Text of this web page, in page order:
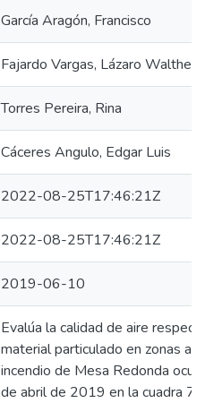
García Aragón, Francisco
Fajardo Vargas, Lázaro Walther
Torres Pereira, Rina
Cáceres Angulo, Edgar Luis
2022-08-25T17:46:21Z
2022-08-25T17:46:21Z
2019-06-10
Evalúa la calidad de aire
material particulado en zonas
incendio de Mesa Redonda
de abril de 2019 en la cuadra 7